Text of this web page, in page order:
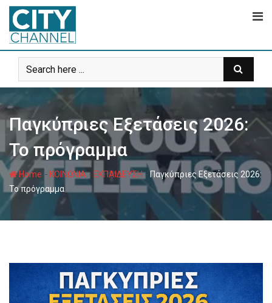
Skip
content
Παγκύπριες Εξετάσεις 2026:
Το πρόγραμμα
Home - ΚΟΙΝΩΝΙΑ- ΕΚΠΑΙΔΕΥΣΗ-Παγκύπριες Εξετάσεις 2026:
Το πρόγραμμα